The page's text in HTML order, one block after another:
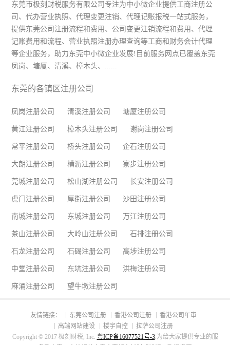
东莞市极刻财税服务有限公司专注为中小微企业提供工商注册公
司、代办营业执照、代理变更注销、代理记账报税一站式服务，
提供东莞公司注册流程和费用、公司变更注销流程和费用、代理
记账费用和流程、营业执照注册办理查询等工商和财务会计代理
等企业服务，助力东莞中小微企业发展!目前服务网点已覆盖东莞
凤岗、塘厦、清溪、樟木头、......
东莞的各镇区注册公司
凤岗注册公司 清溪注册公司 塘厦注册公司
黄江注册公司 樟木头注册公司 谢岗注册公司
常平注册公司 桥头注册公司 企石注册公司
大朗注册公司 横沥注册公司 寮步注册公司
莞城注册公司 松山湖注册公司 长安注册公司
虎门注册公司 厚街注册公司 沙田注册公司
南城注册公司 东城注册公司 万江注册公司
茶山注册公司 大岭山注册公司 石排注册公司
石龙注册公司 石碣注册公司 高埗注册公司
中堂注册公司 东坑注册公司 洪梅注册公司
麻涌注册公司 望牛墩注册公司
友情链接： 东莞公司注册 香港公司注册
香港公司年审
高端网站建设
楼宇自控
拉萨公司注册
Copyright © 2017 极刻财税, Inc. 粤ICP备16077521号-3.为给大家提供专业的服